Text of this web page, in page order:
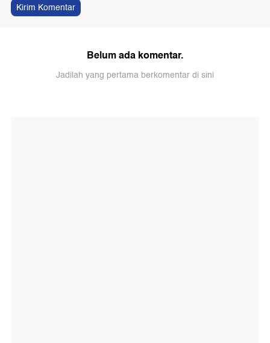
Kirim Komentar
Belum ada komentar.
Jadilah yang pertama berkomentar di sini